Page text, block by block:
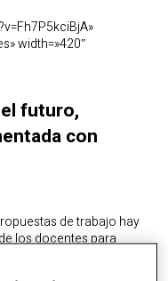
width=»420″
futuro,
con
de trabajo hay
los docentes para